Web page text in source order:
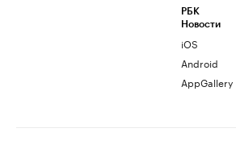
РБК
Новости
iOS
Android
AppGallery